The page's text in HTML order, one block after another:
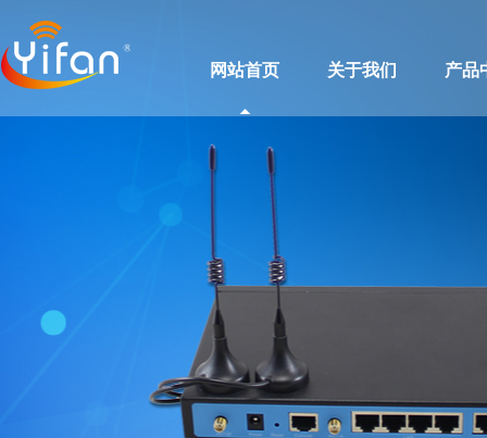
网站首页 关于我们 产品